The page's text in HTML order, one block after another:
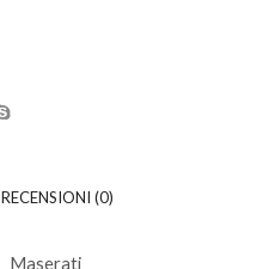
RECENSIONI (0)
Maserati